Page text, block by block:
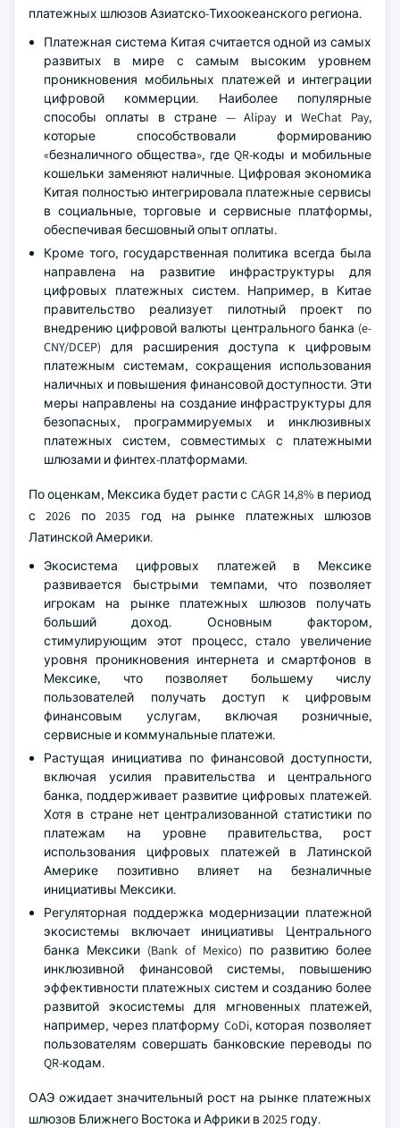
платежных шлюзов Азиатско-Тихоокеанского региона.
Платежная система Китая считается одной из самых
развитых в мире с самым высоким уровнем
проникновения мобильных платежей и интеграции
цифровой коммерции. Наиболее популярные
способы оплаты в стране — Alipay и WeChat Pay,
которые способствовали формированию
«безналичного общества», где QR-коды и мобильные
кошельки заменяют наличные. Цифровая экономика
Китая полностью интегрировала платежные сервисы
в социальные, торговые и сервисные платформы,
обеспечивая бесшовный опыт оплаты.
Кроме того, государственная политика всегда была
направлена на развитие инфраструктуры для
цифровых платежных систем. Например, в Китае
правительство реализует пилотный проект по
внедрению цифровой валюты центрального банка (e-
CNY/DCEP) для расширения доступа к цифровым
платежным системам, сокращения использования
наличных и повышения финансовой доступности. Эти
меры направлены на создание инфраструктуры для
безопасных, программируемых и инклюзивных
платежных систем, совместимых с платежными
шлюзами и финтех-платформами.
По оценкам, Мексика будет расти с CAGR 14,8% в период
с 2026 по 2035 год на рынке платежных шлюзов
Латинской Америки.
Экосистема цифровых платежей в Мексике
развивается быстрыми темпами, что позволяет
игрокам на рынке платежных шлюзов получать
больший доход. Основным фактором,
стимулирующим этот процесс, стало увеличение
уровня проникновения интернета и смартфонов в
Мексике, что позволяет большему числу
пользователей получать доступ к цифровым
финансовым услугам, включая розничные,
сервисные и коммунальные платежи.
Растущая инициатива по финансовой доступности,
включая усилия правительства и центрального
банка, поддерживает развитие цифровых платежей.
Хотя в стране нет централизованной статистики по
платежам на уровне правительства, рост
использования цифровых платежей в Латинской
Америке позитивно влияет на безналичные
инициативы Мексики.
Регуляторная поддержка модернизации платежной
экосистемы включает инициативы Центрального
банка Мексики (Bank of Mexico) по развитию более
инклюзивной финансовой системы, повышению
эффективности платежных систем и созданию более
развитой экосистемы для мгновенных платежей,
например, через платформу CoDi, которая позволяет
пользователям совершать банковские переводы по
QR-кодам.
ОАЭ ожидает значительный рост на рынке платежных
шлюзов Ближнего Востока и Африки в 2025 году.